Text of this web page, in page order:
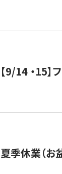
【9/14 ・15】
夏季休業（お